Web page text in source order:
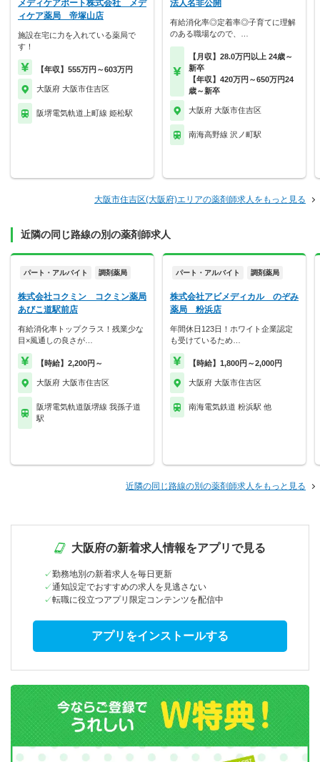
メディケアポート株式会社 メデ
ィケア薬局 帝塚山店
施設在宅に力を入れている薬局で
す！
【年収】555万円～603万円
大阪府 大阪市住吉区
阪堺電気軌道上町線 姫松駅
法人名非公開
有給消化率◎定着率◎子育てに理解
のある職場なので、…
【月収】28.0万円以上 24歳～
新卒
【年収】420万円～650万円24
歳～新卒
大阪府 大阪市住吉区
南海高野線 沢ノ町駅
大阪市住吉区(大阪府)エリアの薬剤師求人をもっと見る
近隣の同じ路線の別の薬剤師求人
パート・アルバイト 調剤薬局
株式会社コクミン コクミン薬局
あびこ道駅前店
有給消化率トップクラス！残業少な
目×風通しの良さが…
【時給】2,200円～
大阪府 大阪市住吉区
阪堺電気軌道阪堺線 我孫子道
駅
パート・アルバイト 調剤薬局
株式会社アビメディカル のぞみ
薬局 粉浜店
年間休日123日！ホワイト企業認定
も受けているため…
【時給】1,800円～2,000円
大阪府 大阪市住吉区
南海電気鉄道 粉浜駅 他
近隣の同じ路線の別の薬剤師求人をもっと見る
大阪府の新着求人情報をアプリで見る
勤務地別の新着求人を毎日更新
通知設定でおすすめの求人を見逃さない
転職に役立つアプリ限定コンテンツを配信中
アプリをインストールする